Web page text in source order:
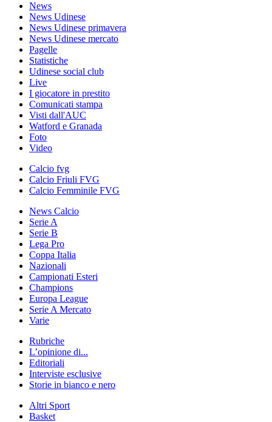
News
News Udinese
News Udinese primavera
News Udinese mercato
Pagelle
Statistiche
Udinese social club
Live
I giocatore in prestito
Comunicati stampa
Visti dall'AUC
Watford e Granada
Foto
Video
Calcio fvg
Calcio Friuli FVG
Calcio Femminile FVG
News Calcio
Serie A
Serie B
Lega Pro
Coppa Italia
Nazionali
Campionati Esteri
Champions
Europa League
Serie A Mercato
Varie
Rubriche
L’opinione di...
Editoriali
Interviste esclusive
Storie in bianco e nero
Altri Sport
Basket